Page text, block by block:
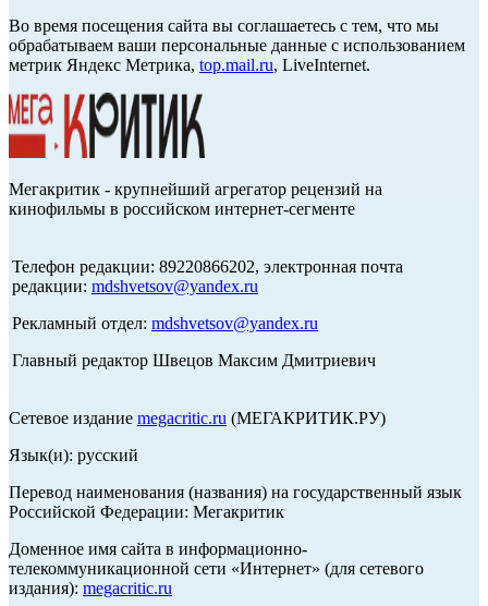
Во время посещения сайта вы соглашаетесь с тем, что мы
обрабатываем ваши персональные данные с использованием
метрик Яндекс Метрика, top.mail.ru, LiveInternet.
Мегакритик - крупнейший агрегатор рецензий на
кинофильмы в российском интернет-сегменте
Телефон редакции: 89220866202, электронная почта
редакции: mdshvetsov@yandex.ru
Рекламный отдел: mdshvetsov@yandex.ru
Главный редактор Швецов Максим Дмитриевич
Сетевое издание megacritic.ru (МЕГАКРИТИК.РУ)
Язык(и): русский
Перевод наименования (названия) на государственный язык
Российской Федерации: Мегакритик
Доменное имя сайта в информационно-
телекоммуникационной сети «Интернет» (для сетевого
издания): megacritic.ru